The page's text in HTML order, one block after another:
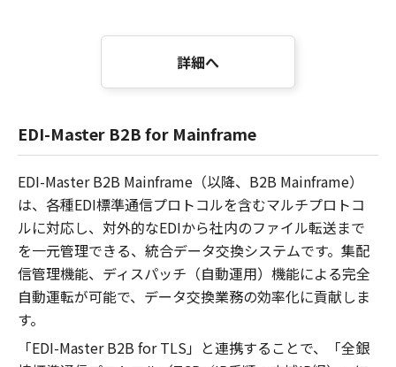
詳細へ
EDI-Master B2B for Mainframe
EDI-Master B2B Mainframe（以降、B2B Mainframe）
は、各種EDI標準通信プロトコルを含むマルチプロトコ
ルに対応し、対外的なEDIから社内のファイル転送まで
を一元管理できる、統合データ交換システムです。集配
信管理機能、ディスパッチ（自動運用）機能による完全
自動運転が可能で、データ交換業務の効率化に貢献しま
す。
「EDI-Master B2B for TLS」と連携することで、「全銀